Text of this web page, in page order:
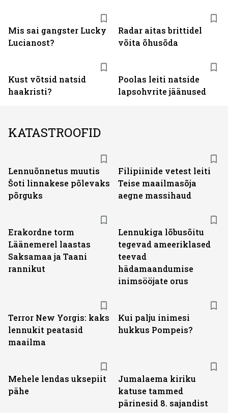
Mis sai gangster Lucky
Lucianost?
Radar aitas brittidel
võita õhusõda
Kust võtsid natsid
haakristi?
Poolas leiti natside
lapsohvrite jäänused
KATASTROOFID
Lennuõnnetus muutis
Šoti linnakese põlevaks
põrguks
Filipiinide vetest leiti
Teise maailmasõja
aegne massihaud
Erakordne torm
Läänemerel laastas
Saksamaa ja Taani
rannikut
Lennukiga lõbusõitu
tegevad ameeriklased
teevad
hädamaandumise
inimsööjate orus
Terror New Yorgis: kaks
lennukit peatasid
maailma
Kui palju inimesi
hukkus Pompeis?
Mehele lendas uksepiit
pähe
Jumalaema kiriku
katuse tammed
pärinesid 8. sajandist